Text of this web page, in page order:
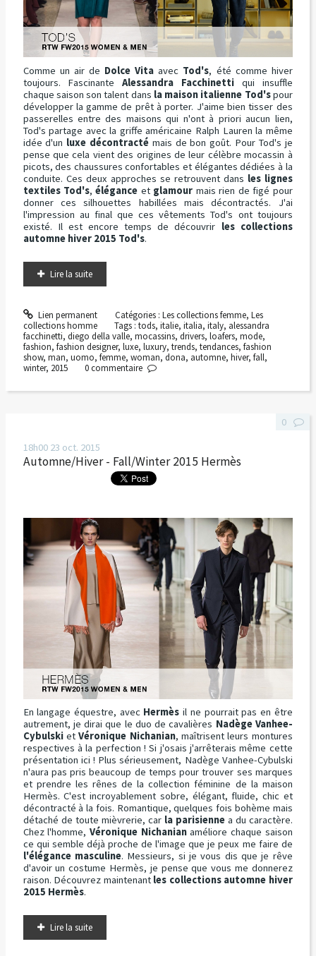
Comme un air de Dolce Vita avec Tod's, été comme hiver
toujours. FascinanteAlessandra Facchinetti qui insuffle
chaque saison son talent dans la maison italienne Tod'spour
développer la gamme de prêt à porter. J'aime bien tisser des
passerelles entre des maisons qui n'ont à priori aucun lien,
Tod's partage avec la griffe américaine Ralph Lauren la même
idée d'un luxe décontractémais de bon goût. Pour Tod's je
pense que cela vient des origines de leur célèbre mocassin à
picots, des chaussures confortables et élégantes dédiées à la
conduite. Ces deux approches se retrouvent dans les lignes
textiles Tod's,élégance et glamour mais rien de figé pour
donner ces silhouettes habillées mais décontractés. J'ai
l'impression au final que ces vêtements Tod's ont toujours
existé. Il est encore temps de découvrir les collections
automne hiver 2015 Tod's.
Lire la suite
Lien permanent Catégories : Les collections femme, Les
collections homme
Tags :tods,italie,italia,italy, alessandra
facchinetti, diego della valle, mocassins, drivers, loafers, mode,
fashion, fashion designer, luxe, luxury, trends, tendances, fashion
show, man, uomo, femme, woman, dona, automne, hiver, fall,
winter, 2015 0commentaire
18h00 23 oct. 2015
Automne/Hiver - Fall/Winter 2015 Hermès
En langage équestre, avec Hermès il ne pourrait pas en être
autrement, je dirai que le duo de cavalières Nadège Vanhee-
CybulskietVéronique Nichanian, maîtrisent leurs montures
respectives à la perfection ! Si j'osais j'arrêterais même cette
présentation ici ! Plus sérieusement, Nadège Vanhee-Cybulski
n'aura pas pris beaucoup de temps pour trouver ses marques
et prendre les rênes de la collection féminine de la maison
Hermès. C'est incroyablement sobre, élégant, fluide, chic et
décontracté à la fois. Romantique, quelques fois bohème mais
détaché de toute mièvrerie, car la parisiennea du caractère.
Chez l'homme, Véronique Nichanianaméliore chaque saison
ce qui semble déjà proche de l'image que je peux me faire de
l'élégance masculine. Messieurs, si je vous dis que je rêve
d'avoir un costume Hermès, je pense que vous me donnerez
raison. Découvrez maintenant les collections automne hiver
2015 Hermès.
Lire la suite
0